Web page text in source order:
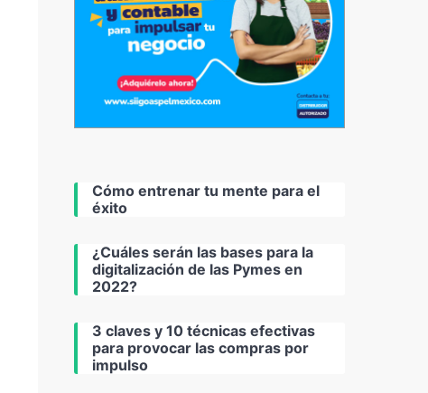
Cómo entrenar tu mente para el
éxito
¿Cuáles serán las bases para la
digitalización de las Pymes en
2022?
3 claves y 10 técnicas efectivas
para provocar las compras por
impulso